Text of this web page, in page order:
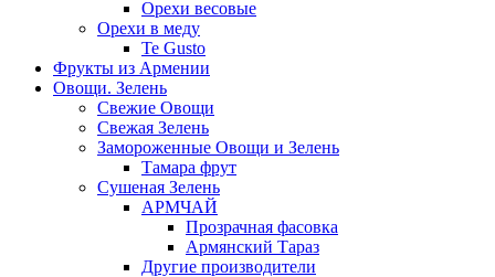
Орехи весовые
Орехи в меду
Te Gusto
Фрукты из Армении
Овощи. Зелень
Свежие Овощи
Свежая Зелень
Замороженные Овощи и Зелень
Тамара фрут
Сушеная Зелень
АРМЧАЙ
Прозрачная фасовка
Армянский Тараз
Другие производители